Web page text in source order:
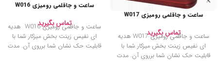
ساعت و جاقلمی رومیزی W017
تماس بگیرید
ساعت و جاقلمی رومیزی W017 هدیه
ای نفیس زینت بخش میزکار شما با
قابلیت حک نشان شما برروی آن. مدت
ساعت و جاقلمی رومیزی W016
تماس بگیرید
ساعت و جاقلمی رومیزی W016 هدیه
ای نفیس زینت بخش میزکار شما با
قابلیت حک نشان شما برروی آن. مدت